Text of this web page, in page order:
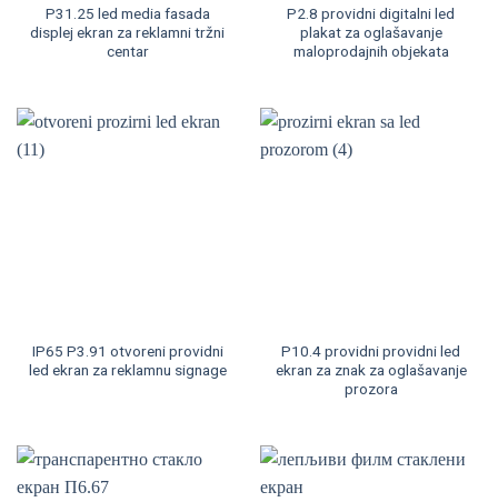
P31.25 led media fasada
displej ekran za reklamni tržni
centar
P2.8 providni digitalni led
plakat za oglašavanje
maloprodajnih objekata
IP65 P3.91 otvoreni providni
led ekran za reklamnu signage
P10.4 providni providni led
ekran za znak za oglašavanje
prozora